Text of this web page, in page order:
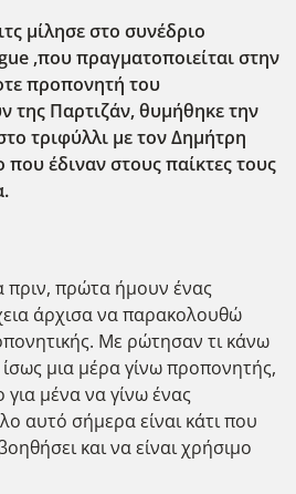
μίλησε στο συνέδριο
,που πραγματοποιείται στην
προπονητή του
της Παρτιζάν, θυμήθηκε την
τριφύλλι με τον Δημήτρη
που έδιναν στους παίκτες τους
πριν, πρώτα ήμουν ένας
άρχισα να παρακολουθώ
Με ρώτησαν τι κάνω
ίσως μια μέρα γίνω προπονητής,
μένα να γίνω ένας
αυτό σήμερα είναι κάτι που
και να είναι χρήσιμο